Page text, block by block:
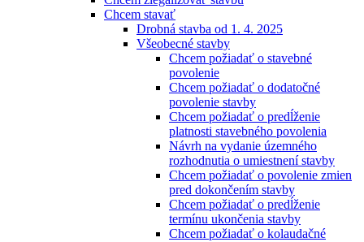
Chcem stavať
Drobná stavba od 1. 4. 2025
Všeobecné stavby
Chcem požiadať o stavebné
povolenie
Chcem požiadať o dodatočné
povolenie stavby
Chcem požiadať o predĺženie
platnosti stavebného povolenia
Návrh na vydanie územného
rozhodnutia o umiestnení stavby
Chcem požiadať o povolenie zmien
pred dokončením stavby
Chcem požiadať o predĺženie
termínu ukončenia stavby
Chcem požiadať o kolaudačné